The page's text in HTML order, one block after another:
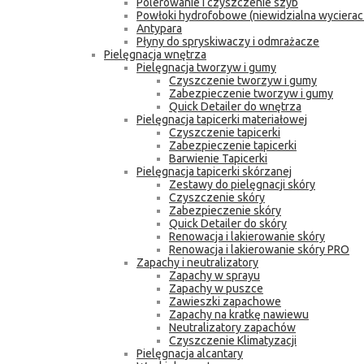
Powłoki hydrofobowe (niewidzialna
Antypara
Płyny do spryskiwaczy i odmrażacze
Pielęgnacja wnętrza
Pielęgnacja tworzyw i gumy
Czyszczenie tworzyw i gumy
Zabezpieczenie tworzyw i gumy
Quick Detailer do wnętrza
Pielęgnacja tapicerki materiałowej
Czyszczenie tapicerki
Zabezpieczenie tapicerki
Barwienie Tapicerki
Pielęgnacja tapicerki skórzanej
Zestawy do pielęgnacji skóry
Czyszczenie skóry
Zabezpieczenie skóry
Quick Detailer do skóry
Renowacja i lakierowanie skóry
Renowacja i lakierowanie skóry PRO
Zapachy i neutralizatory
Zapachy w sprayu
Zapachy w puszce
Zawieszki zapachowe
Zapachy na kratkę nawiewu
Neutralizatory zapachów
Czyszczenie Klimatyzacji
Pielęgnacja alcantary